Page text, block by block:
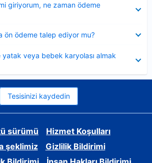
giriyorum, ne zaman ödeme
ön ödeme talep ediyor mu?
veya bebek karyolası almak
Tesisinizi kaydedin
sürümü
Hizmet Koşulları
şeklimiz
Gizlilik Bildirimi